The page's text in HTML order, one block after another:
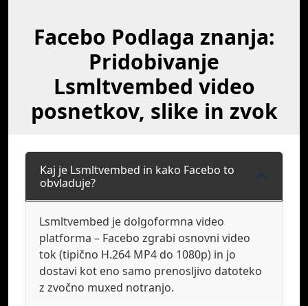
Facebo Podlaga znanja:
Pridobivanje
Lsmltvembed video
posnetkov, slike in zvok
Kaj je Lsmltvembed in kako Facebo to
obvladuje?
Lsmltvembed je dolgoformna video
platforma – Facebo zgrabi osnovni video
tok (tipično H.264 MP4 do 1080p) in jo
dostavi kot eno samo prenosljivo datoteko
z zvočno muxed notranjo.